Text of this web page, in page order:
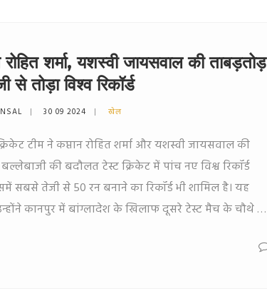
शर्मा, यशस्वी जायसवाल की ताबड़तोड़
से तोड़ा विश्व रिकॉर्ड
30 09 2024 खेल
टीम ने कप्तान रोहित शर्मा और यशस्वी जायसवाल की
की बदौलत टेस्ट क्रिकेट में पांच नए विश्व रिकॉर्ड
सबसे तेजी से 50 रन बनाने का रिकॉर्ड भी शामिल है। यह
कानपुर में बांग्लादेश के खिलाफ दूसरे टेस्ट मैच के चौथे दिन